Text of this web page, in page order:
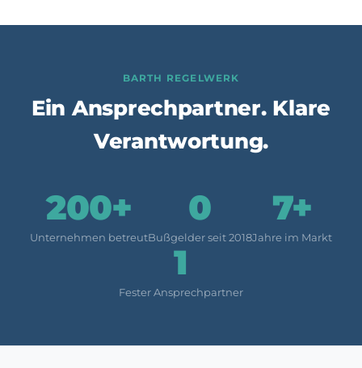
BARTH REGELWERK
Ein Ansprechpartner. Klare
Verantwortung.
200+
Unternehmen betreut
0
Bußgelder seit 2018
7+
Jahre im Markt
1
Fester Ansprechpartner